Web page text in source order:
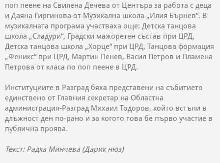
поп пеене на Свилена Дечева от Центъра за работа с деца
и Даяна Гиргинова от Музикална школа „Илия Бърнев“. В
музикалната програма участваха още: Детска танцова
школа „Сладури“, Градски мажоретен състав при ЦРД,
Детска танцова школа „Хорце“ при ЦРД, Танцова формация
„Феникс“ при ЦРД, Мартин Пенев, Васил Петров и Пламена
Петрова от класа по поп пеене в ЦРД.
Институциите в Разград бяха представени на събитието
единствено от Главния секретар на Областна
администрация-Разград Михаил Тодоров, който встъпи в
длъжност ден по-рано и за когото това бе първо участие в
публична проява.
Текст: Радка Минчева (Дарик нюз)